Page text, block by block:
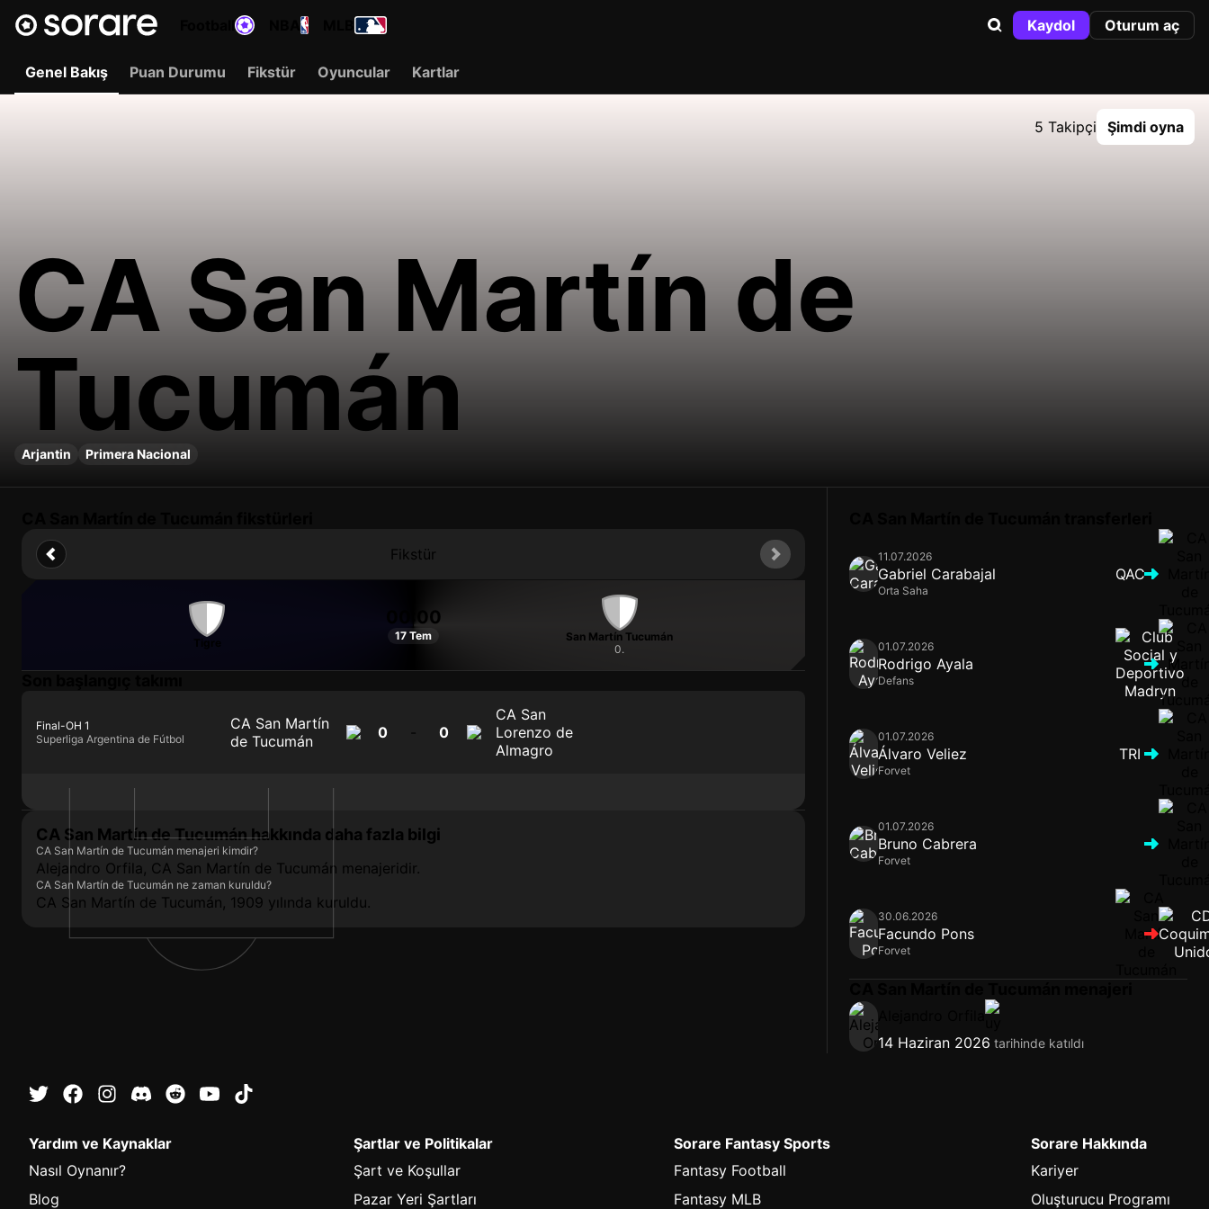
Kaydol Oturum aç
Genel Bakış Puan Durumu Fikstür Oyuncular Kartlar
5 Takipçi Şimdi oyna
CA San Martín de
Tucumán
Arjantin Primera Nacional
Fikstür
00:00
17 Tem
San Martín Tucumán
0.
Final-OH 1
Superliga Argentina de Fútbol
CA San Martín
de Tucumán
0 0
CA San
Lorenzo de
Almagro
CA San Martín de Tucumán hakkında daha fazla bilgi
CA San Martín de Tucumán menajeri kimdir?
Alejandro Orfila, CA San Martín de Tucumán menajeridir.
CA San Martín de Tucumán ne zaman kuruldu?
CA San Martín de Tucumán, 1909 yılında kuruldu.
11.07.2026
Gabriel Carabajal
Orta Saha
QAC
01.07.2026
Rodrigo Ayala
Defans
01.07.2026
Álvaro Veliez
Forvet
TRI
01.07.2026
Bruno Cabrera
Forvet
30.06.2026
Facundo Pons
Forvet
14 Haziran 2026 tarihinde katıldı
Yardım ve Kaynaklar
Nasıl Oynanır?
Blog
Şartlar ve Politikalar
Şart ve Koşullar
Pazar Yeri Şartları
Sorare Fantasy Sports
Fantasy Football
Fantasy MLB
Sorare Hakkında
Kariyer
Oluşturucu Programı